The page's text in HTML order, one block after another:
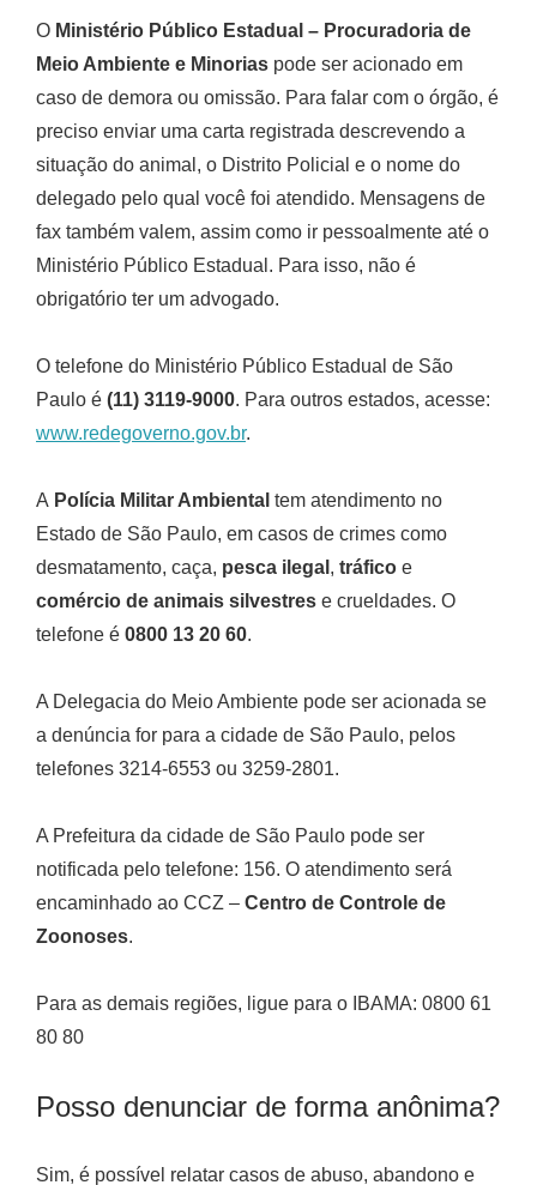
O Ministério Público Estadual – Procuradoria de
Meio Ambiente e Minorias pode ser acionado em
caso de demora ou omissão. Para falar com o órgão, é
preciso enviar uma carta registrada descrevendo a
situação do animal, o Distrito Policial e o nome do
delegado pelo qual você foi atendido. Mensagens de
fax também valem, assim como ir pessoalmente até o
Ministério Público Estadual. Para isso, não é
obrigatório ter um advogado.
O telefone do Ministério Público Estadual de São
Paulo é (11) 3119-9000. Para outros estados, acesse:
www.redegoverno.gov.br.
A Polícia Militar Ambiental tem atendimento no
Estado de São Paulo, em casos de crimes como
desmatamento, caça, pesca ilegal , tráfico e
comércio de animais silvestres e crueldades. O
telefone é 0800 13 20 60.
A Delegacia do Meio Ambiente pode ser acionada se
a denúncia for para a cidade de São Paulo, pelos
telefones 3214-6553 ou 3259-2801.
A Prefeitura da cidade de São Paulo pode ser
notificada pelo telefone: 156. O atendimento será
encaminhado ao CCZ – Centro de Controle de
Zoonoses.
Para as demais regiões, ligue para o IBAMA: 0800 61
80 80
Posso denunciar de forma anônima?
Sim, é possível relatar casos de abuso, abandono e